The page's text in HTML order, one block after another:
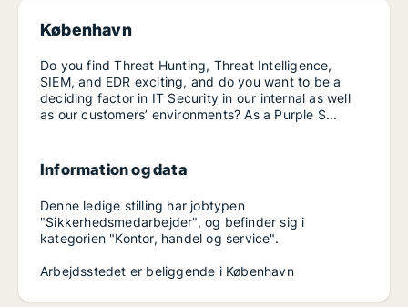
København
Do you find Threat Hunting, Threat Intelligence,
SIEM, and EDR exciting, and do you want to be a
deciding factor in IT Security in our internal as well
as our customers’ environments? As a Purple S...
Information og data
Denne ledige stilling har jobtypen
"Sikkerhedsmedarbejder", og befinder sig i
kategorien "Kontor, handel og service".
Arbejdsstedet er beliggende i København